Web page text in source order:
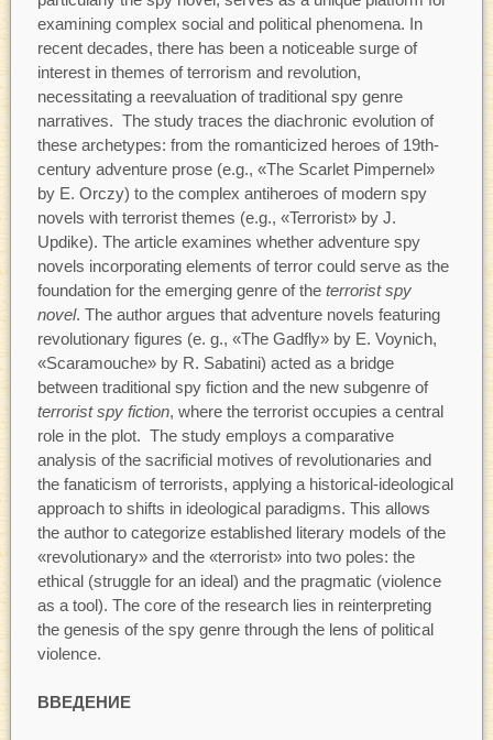
examining complex social and political phenomena. In
recent decades, there has been a noticeable surge of
interest in themes of terrorism and revolution,
necessitating a reevaluation of traditional spy genre
narratives. The study traces the diachronic evolution of
these archetypes: from the romanticized heroes of 19th-
century adventure prose (e.g., «The Scarlet Pimpernel»
by E. Orczy) to the complex antiheroes of modern spy
novels with terrorist themes (e.g., «Terrorist» by J.
Updike). The article examines whether adventure spy
novels incorporating elements of terror could serve as the
foundation for the emerging genre of the terrorist spy
novel. The author argues that adventure novels featuring
revolutionary figures (e. g., «The Gadfly» by E. Voynich,
«Scaramouche» by R. Sabatini) acted as a bridge
between traditional spy fiction and the new subgenre of
terrorist spy fiction, where the terrorist occupies a central
role in the plot. The study employs a comparative
analysis of the sacrificial motives of revolutionaries and
the fanaticism of terrorists, applying a historical-ideological
approach to shifts in ideological paradigms. This allows
the author to categorize established literary models of the
«revolutionary» and the «terrorist» into two poles: the
ethical (struggle for an ideal) and the pragmatic (violence
as a tool). The core of the research lies in reinterpreting
the genesis of the spy genre through the lens of political
violence.
ВВЕДЕНИЕ